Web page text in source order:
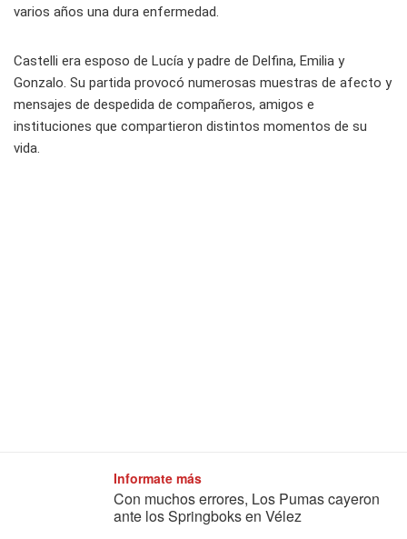
varios años una dura enfermedad.
Castelli era esposo de Lucía y padre de Delfina, Emilia y
Gonzalo. Su partida provocó numerosas muestras de afecto y
mensajes de despedida de compañeros, amigos e
instituciones que compartieron distintos momentos de su
vida.
Informate más
Con muchos errores, Los Pumas cayeron
ante los Springboks en Vélez